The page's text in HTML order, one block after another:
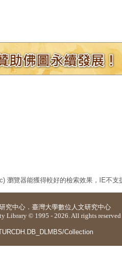
瀏覽器能獲得較好的檢索效果，IE不支
究中心 ． 臺灣大學數位人文研究中心
Library © 1995 - 2026. All rights reserved
Collection